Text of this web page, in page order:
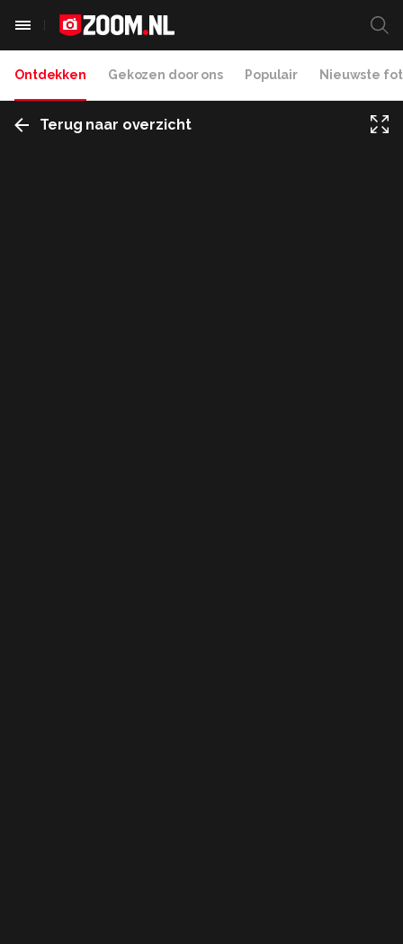
Ontdekken Gekozen door ons Populair Nieuwste
Terug naar overzicht